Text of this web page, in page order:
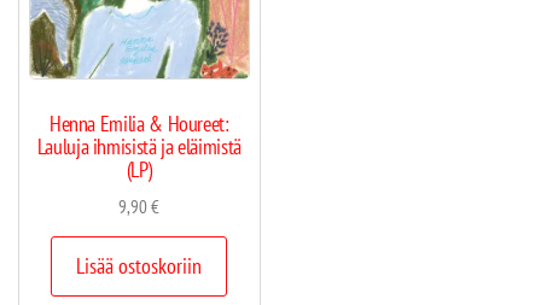
Henna Emilia & Houreet:
Lauluja ihmisistä ja eläimistä
(LP)
9,90€
Lisää ostoskoriin